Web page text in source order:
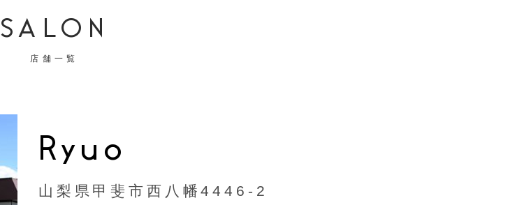
SALON
店舗一覧
Ryuo
山梨県甲斐市西八幡4446-2